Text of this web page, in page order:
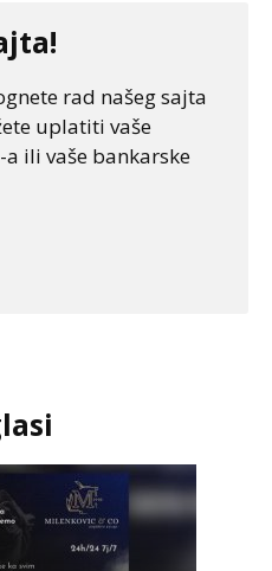
rad našeg sajta
uplatiti vaše
ili vaše bankarske